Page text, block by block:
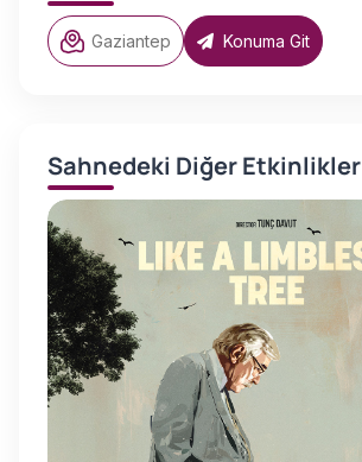
Gaziantep Konuma Git
Sahnedeki Diğer Etkinlikler